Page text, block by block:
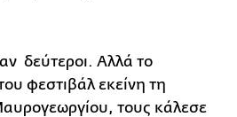
δεύτεροι. Αλλά το
φεστιβάλ εκείνη τη
τους κάλεσε